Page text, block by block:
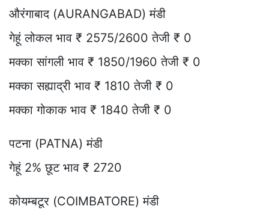
औरंगाबाद (AURANGABAD) मंडी
गेहूं लोकल भाव ₹ 2575/2600 तेजी ₹ 0
मक्का सांगली भाव ₹ 1850/1960 तेजी ₹ 0
मक्का सह्याद्री भाव ₹ 1810 तेजी ₹ 0
मक्का गोकाक भाव ₹ 1840 तेजी ₹ 0
पटना (PATNA) मंडी
गेहूं 2% छूट भाव ₹ 2720
कोयम्बटूर (COIMBATORE) मंडी